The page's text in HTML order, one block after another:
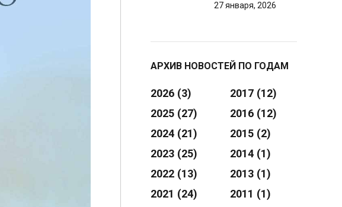
27 января, 2026
АРХИВ НОВОСТЕЙ ПО ГОДАМ
2026 (3)
2025 (27)
2024 (21)
2023 (25)
2022 (13)
2021 (24)
2017(12)
2016(12)
2015(2)
2014(1)
2013(1)
2011 (1)